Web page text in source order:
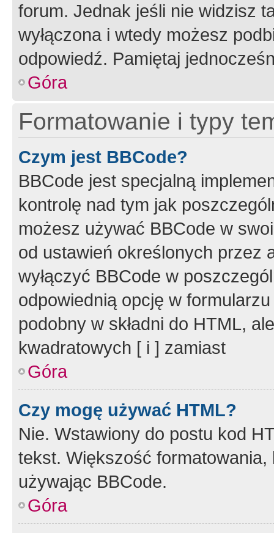
forum. Jednak jeśli nie widzisz
wyłączona i wtedy możesz
odpowiedź. Pamiętaj
Góra
Formatowanie i typy
Czym jest BBCode?
BBCode jest specjalną
kontrolę nad tym jak
możesz używać BBCode w
od ustawień określonych przez
wyłączyć BBCode w
odpowiednią opcję w
podobny w składni do HTML,
kwadratowych [ i ] zamiast
Góra
Czy mogę używać HTML?
Nie. Wstawiony do postu kod
tekst. Większość
używając BBCode.
Góra